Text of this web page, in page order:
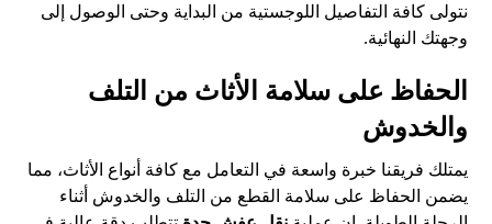
نتولى كافة التفاصيل اللوجستية من البداية وحتى الوصول إلى
وجهتك النهائية.
الحفاظ على سلامة الأثاث من التلف
والخدوش
يمتلك فريقنا خبرة واسعة في التعامل مع كافة أنواع الأثاث، مما
يضمن الحفاظ على سلامة القطع من التلف والخدوش أثناء